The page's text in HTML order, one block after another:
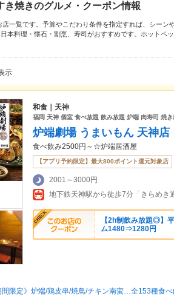
き焼きのグルメ・クーポン情報
一覧です。予算やこだわり条件を指定すれば、シー
日本料理・懐石・割烹 寿司がおすすめです。ホットペ
や季節のおすすめ料理など、お店の最新情報をご紹介
示
和食｜天神
福岡 天神 個室 食べ放題 飲み放題 炉端 肉寿司 焼
炉端劇場 うまいもん 天神店
食べ飲み2500円～☆炉端居酒屋
【アプリ予約限定】最大800ポイント還元対象店
2001～3000円
地下鉄天神駅から徒歩7分「きらめ
【2h制飲み放題◎】
ム1480⇒1280円
間限定》炉端/鶏皮串/焼鳥/チキン南蛮…全153種食